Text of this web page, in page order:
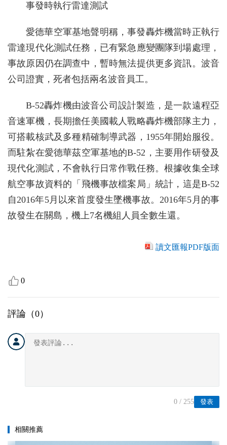
事發時執行雷達測試
愛德華空軍基地聲明稱，事發轟炸機當時正執行
雷達現代化測試任務，已有緊急應變團隊到場處理，
事故原因仍在調查中，暫時無法提供更多資訊。波音
公司證實，死者包括兩名波音員工。
B-52轟炸機由波音公司設計製造，是一款遠程亞
音速軍機，長期擔任美國載人戰略轟炸機部隊主力，
可搭載核武及多種精確制導武器，1955年開始服役。
而駐紮在愛德華茲空軍基地的B-52，主要用作研發及
現代化測試，不會執行日常作戰任務。根據收集全球
航空事故資料的「飛機事故檔案局」統計，這是B-52
自2016年5月以來首度發生墜機事故。2016年5月的事
故發生在關島，機上7名機組人員全數生還。
讀文匯報PDF版面
0
評論（0）
發表
0 / 255
相關推薦